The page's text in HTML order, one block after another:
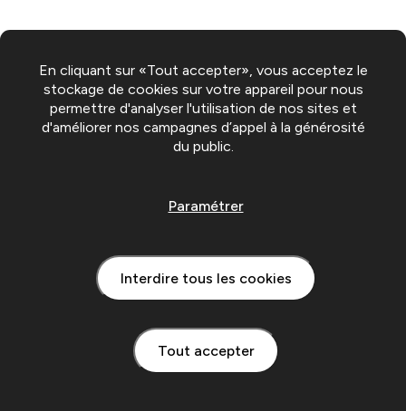
En cliquant sur «Tout accepter», vous acceptez le
stockage de cookies sur votre appareil pour nous
permettre d'analyser l'utilisation de nos sites et
d'améliorer nos campagnes d’appel à la générosité
du public.
Tout accepter
Interdire tous les cookies
Paramétrer